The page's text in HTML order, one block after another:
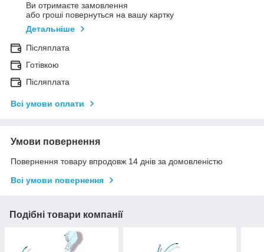
Ви отримаєте замовлення
або гроші повернуться на вашу картку
Детальніше
Післяплата
Готівкою
Післяплата
Всі умови оплати
Умови повернення
Повернення товару впродовж 14 днів за домовленістю
Всі умови повернення
Подібні товари компанії